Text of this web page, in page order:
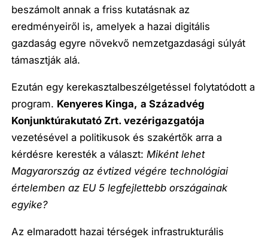
beszámolt annak a friss kutatásnak az
eredményeiről is, amelyek a hazai digitális
gazdaság egyre növekvő nemzetgazdasági súlyát
támasztják alá.
Ezután egy kerekasztalbeszélgetéssel folytatódott a
program. Kenyeres Kinga, a Századvég
Konjunktúrakutató Zrt. vezérigazgatója
vezetésével a politikusok és szakértők arra a
kérdésre keresték a választ: Miként lehet
Magyarország az évtized végére technológiai
értelemben az EU 5 legfejlettebb országainak
egyike?
Az elmaradott hazai térségek infrastrukturális